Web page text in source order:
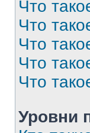
Что
Что
Что
Что
Что
Уровни